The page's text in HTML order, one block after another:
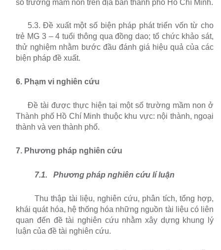
số trường mầm non trên địa bàn thành phố Hồ Chí Minh.
5.3. Đề xuất một số biện pháp phát triển vốn từ cho
trẻ MG 3 – 4 tuổi thông qua đồng dao; tổ chức khảo sát,
thử nghiệm nhằm bước đầu đánh giá hiệu quả của các
biện pháp đề xuất.
6. Phạm vi nghiên cứu
Đề tài được thực hiện tại một số trường mầm non ở
Thành phố Hồ Chí Minh thuộc khu vực: nội thành, ngoại
thành và ven thành phố.
7. Phương pháp nghiên cứu
7.1. Phương pháp nghiên cứu lí luận
Thu thập tài liệu, nghiên cứu, phân tích, tổng hợp,
khái quát hóa, hệ thống hóa những nguồn tài liệu có liên
quan đến đề tài nghiên cứu nhằm xây dựng khung lý
luận của đề tài nghiên cứu.